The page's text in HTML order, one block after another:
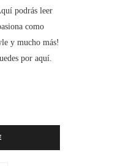
podrás leer
como
y mucho más!
por aquí.